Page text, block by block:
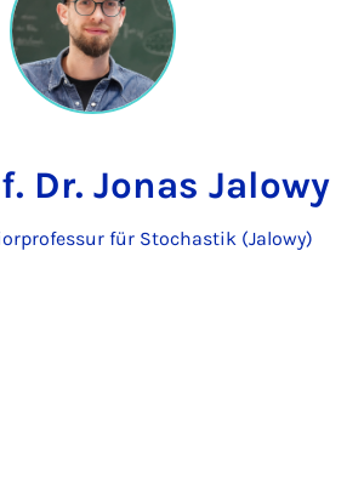
Dr. Jonas Jalowy
für Stochastik (Jalowy)